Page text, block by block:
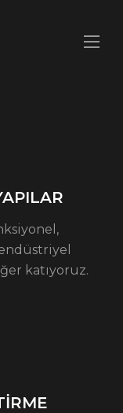
katıyoruz.